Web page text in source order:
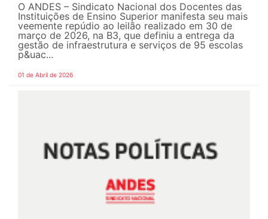
O ANDES – Sindicato Nacional dos Docentes das
Instituições de Ensino Superior manifesta seu mais
veemente repúdio ao leilão realizado em 30 de
março de 2026, na B3, que definiu a entrega da
gestão de infraestrutura e serviços de 95 escolas
p&uac...
01 de Abril de 2026